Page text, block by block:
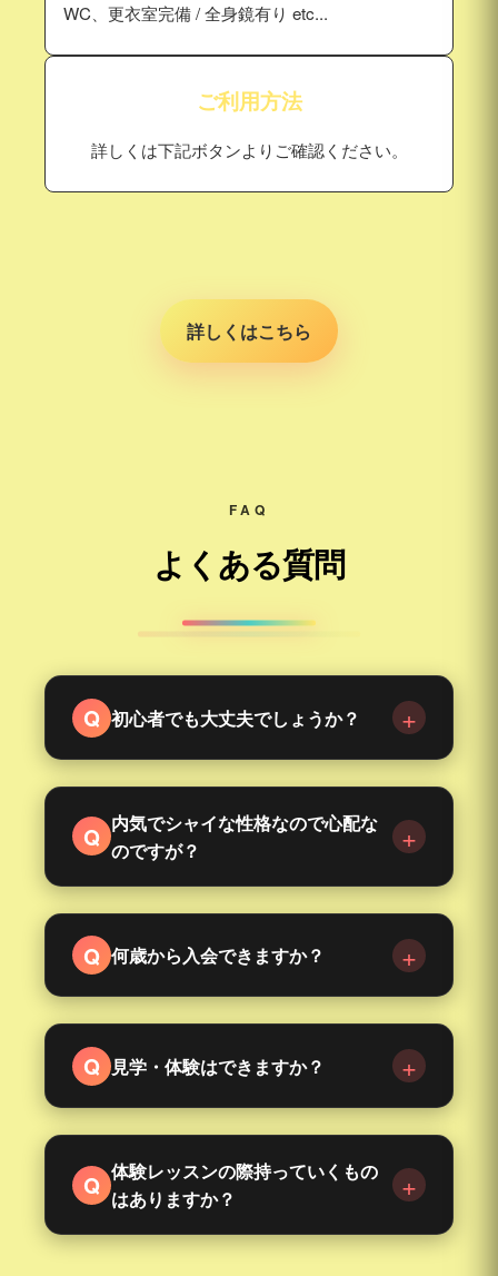
WC、更衣室完備 / 全身鏡有り etc...
ご利用方法
詳しくは下記ボタンよりご確認ください。
詳しくはこちら
FAQ
よくある質問
Q 初心者でも大丈夫でしょうか？ +
ほとんどの生徒さんが初心者からのスタートなの
でご安心ください。
講師が丁寧にサポートしますし、まずは"楽しむこ
と"が一番大切です。
Q 内気でシャイな性格なので心配な
のですが？
+
内気なお子さんでもすぐになじめます。ダンスを
通してお友達もたくさんできますよ。
Q 何歳から入会できますか？ +
Q 見学・体験はできますか？ +
体験レッスンについては、お電話かお問い合わせ
フォームよりご予約の上、お越しください。クラ
スをお悩みの方はお気軽にお問い合わせくださ
Q 体験レッスンの際持っていくもの
はありますか？
+
体験料・室内履きスニーカー・動きやすい服装・